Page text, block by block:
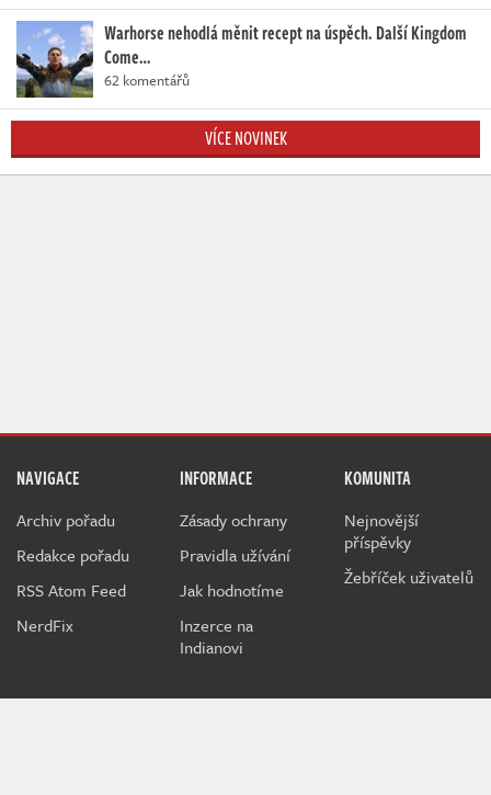
Warhorse nehodlá měnit recept na úspěch. Další Kingdom
Come…
62 komentářů
VÍCE NOVINEK
NAVIGACE
Archiv pořadu
Redakce pořadu
RSS Atom Feed
NerdFix
INFORMACE
Zásady ochrany
Pravidla užívání
Jak hodnotíme
Inzerce na
Indianovi
KOMUNITA
Nejnovější
příspěvky
Žebříček uživatelů